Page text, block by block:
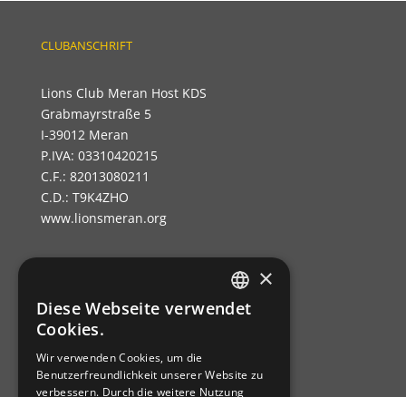
CLUBANSCHRIFT
Lions Club Meran Host KDS
Grabmayrstraße 5
I-39012 Meran
P.IVA: 03310420215
C.F.: 82013080211
C.D.: T9K4ZHO
www.lionsmeran.org
IBAN: IT39C0811258591000303200680
SWIFT-BIC: RZSBIT21101
GERMAN
×
Diese Webseite verwendet
Cookies.
Wir verwenden Cookies, um die
Benutzerfreundlichkeit unserer Website zu
verbessern. Durch die weitere Nutzung